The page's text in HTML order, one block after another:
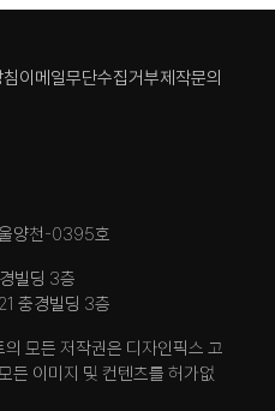
이메일무단수집거부제작문의
양천-0395호
빌딩 3층
충경빌딩 3층
모든 저작권은 디자인픽스 고
든 이미지 및 컨텐츠를 허가없